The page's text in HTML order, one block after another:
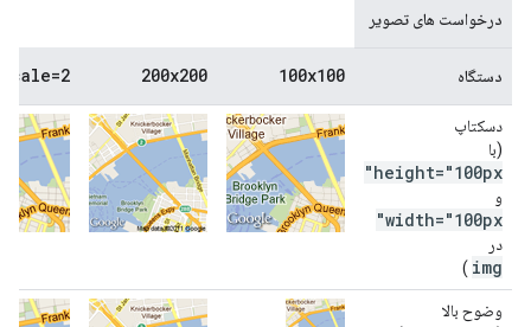
درخواست های تصویر
دستگاه 100x100
200x200
دسکتاپ
(با
height="100px"
و
width="100px"
در
img
)
وضوح بالا